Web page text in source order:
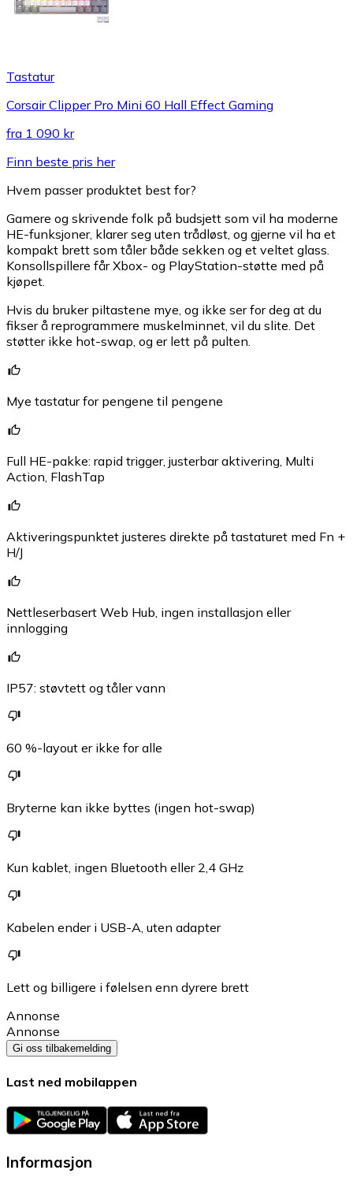
Tastatur
Corsair Clipper Pro Mini 60 Hall Effect Gaming
fra 1 090 kr
Finn beste pris her
Hvem passer produktet best for?
Gamere og skrivende folk på budsjett som vil ha moderne
HE-funksjoner, klarer seg uten trådløst, og gjerne vil ha et
kompakt brett som tåler både sekken og et veltet glass.
Konsollspillere får Xbox- og PlayStation-støtte med på
kjøpet.
Hvis du bruker piltastene mye, og ikke ser for deg at du
fikser å reprogrammere muskelminnet, vil du slite. Det
støtter ikke hot-swap, og er lett på pulten.
Mye tastatur for pengene til pengene
Full HE-pakke: rapid trigger, justerbar aktivering, Multi
Action, FlashTap
Aktiveringspunktet justeres direkte på tastaturet med Fn +
H/J
Nettleserbasert Web Hub, ingen installasjon eller
innlogging
IP57: støvtett og tåler vann
60 %-layout er ikke for alle
Bryterne kan ikke byttes (ingen hot-swap)
Kun kablet, ingen Bluetooth eller 2,4 GHz
Kabelen ender i USB-A, uten adapter
Lett og billigere i følelsen enn dyrere brett
Annonse
Annonse
Gi oss tilbakemelding
Last ned mobilappen
Informasjon